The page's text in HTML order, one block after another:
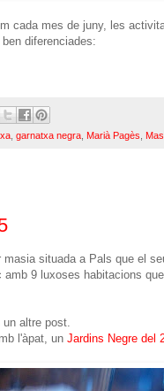
cada mes de juny, les
diferenciades:
, garnatxa negra, Marià Pagès,
masia situada a Pals que el
9 luxoses habitacions
altre post.
l'àpat, un Jardins Negre del